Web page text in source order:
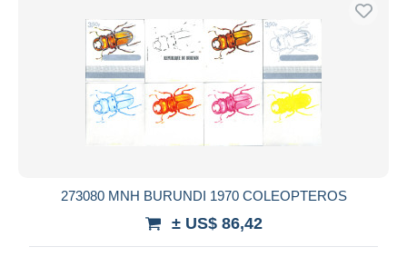
Gratis levering
Betaalmiddelen
PayPal
Bankoverschrijving
Visa
iDeal
Maestro
273080 MNH BURUNDI 1970 COLEOPTEROS
± US$ 86,42